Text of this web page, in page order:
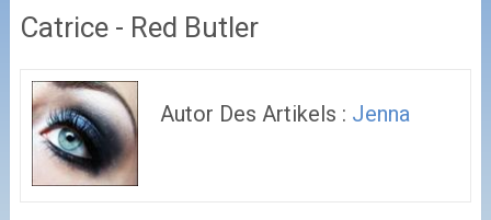
Catrice - Red Butler
Autor Des Artikels : Jenna